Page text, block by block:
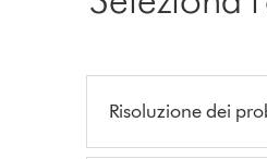
Risoluzione dei